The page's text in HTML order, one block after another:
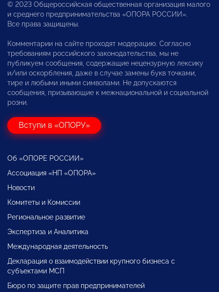
© 2023 Общероссийская общественная организация малого
и среднего предпринимательства «ОПОРА РОССИИ».
Все права защищены.
Комментарии на сайте проходят модерацию. Согласно
требованиям российского законодательства, мы не
публикуем сообщения, содержащие нецензурную лексику
и/или оскорбления, даже в случае замены букв точками,
тире и любыми иными символами. Не допускаются
сообщения, призывающие к межнациональной и социальной
розни.
Вступи в «ОПОРУ»
Об «ОПОРЕ РОССИИ»
Ассоциация «НП «ОПОРА»
Новости
Комитеты и Комиссии
Региональное развитие
Экспертиза и Аналитика
Международная деятельность
Декларация о взаимодействии крупного бизнеса с
субъектами МСП
Бюро по защите прав предпринимателей